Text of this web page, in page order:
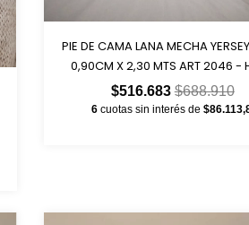
PIE DE CAMA LANA MECHA
0,90CM X 2,30 MTS ART 2046 -
COLLECTION-
$516.683$688.910
6 cuotas sin interés de